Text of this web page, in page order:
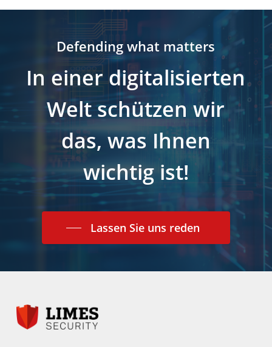
Defending what matters
In einer digitalisierten
Welt schützen wir
das, was Ihnen
wichtig ist!
Lassen Sie uns reden